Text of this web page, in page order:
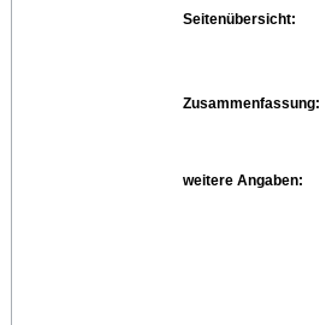
Seitenübersicht:
Zusammenfassung:
weitere Angaben: